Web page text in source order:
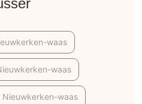
waas
waas
Nieuwkerken-waas